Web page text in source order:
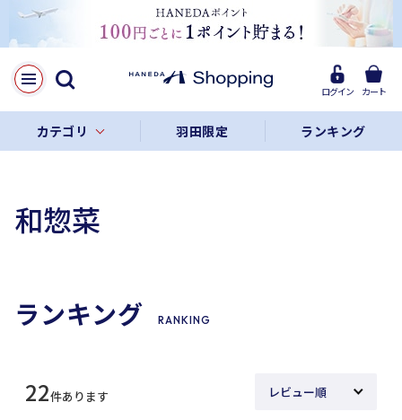
ログイン カート
カテゴリ 羽田限定 ランキング
和惣菜
ランキング RANKING
22件あります